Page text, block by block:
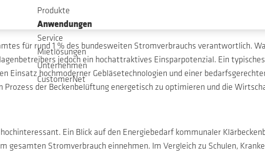
Produkte
Anwendungen
Service
Mietlösungen
Unternehmen
CustomerNet
für rund 1 % des bundesweiten Stromverbrauchs verantwortlich.
jedoch ein hochattraktives Einsparpotenzial. Ein
Einsatz hochmoderner Gebläsetechnologien und einer
der Beckenbelüftung energetisch zu optimieren und die
Ein Blick auf den Energiebedarf kommunaler
gesamten Stromverbrauch einnehmen. Im Vergleich zu Schulen,